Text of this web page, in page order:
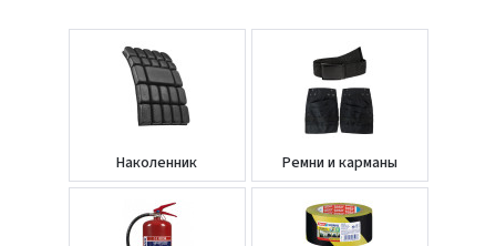
Hаколенник Ремни и карманы